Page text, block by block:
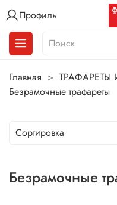
Профиль
Главная
ТРАФАРЕТЫ
Безрамочные трафареты
Безрамочные